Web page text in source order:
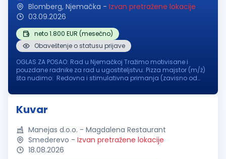
Blomberg, Njemačka - Izvan pretražene lokacije
03.09.2026
neto 1.800 EUR (mesečno)
Obaveštenje o statusu prijave
OGLAS ZA POSAO: Rad u Njemačkoj Tražimo motivisane i
pouzdane radnike za rad u ugostiteljstvu: Pizza majstor (m/ž)
šta nudimo: Redovna i stimulativna primanja (zavisno od
Osiguran topli obr...
Kuvar
Manejas d.o.o. - Magdalena Restaurant
Smederevo - Izvan pretražene lokacije
18.08.2026